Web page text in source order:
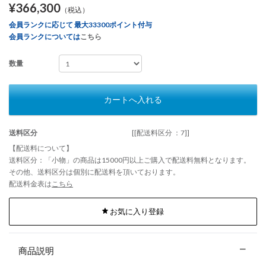
¥366,300 （税込）
会員ランクに応じて 最大33300ポイント付与
会員ランクについてはこちら
数量
カートへ入れる
送料区分
[[配送料区分 ：7]]
【配送料について】
送料区分：「小物」の商品は15000円以上ご購入で配送料無料となります。
その他、送料区分は個別に配送料を頂いております。
配送料金表はこちら
お気に入り登録
商品説明